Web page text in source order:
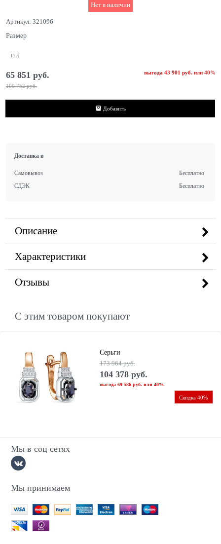
Нет в наличии
Артикул: 321096
Размер
17,5
109 752 руб.
65 851 руб. выгода 43 901 руб.или 40%
Добавить
Доставка в
Самовывоз
Бесплатно
СДЭК
Бесплатно
Описание
Характеристики
Отзывы
С этим товаром покупают
Серьги
173 964 руб.
104 378 руб.
выгода 69 586 руб. или 40%
Скидка 40%
Мы в соц сетях
Мы принимаем